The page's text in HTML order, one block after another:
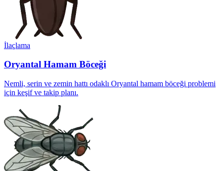
İlaçlama
Oryantal Hamam Böceği
Nemli, serin ve zemin hattı odaklı Oryantal hamam böceği problemi
için keşif ve takip planı.